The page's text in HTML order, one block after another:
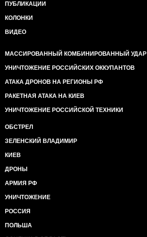
ПУБЛИКАЦИИ
КОЛОНКИ
ВИДЕО
МАССИРОВАННЫЙ КОМБИНИРОВАННЫЙ УДАР
УНИЧТОЖЕНИЕ РОССИЙСКИХ ОККУПАНТОВ
АТАКА ДРОНОВ НА РЕГИОНЫ РФ
РАКЕТНАЯ АТАКА НА КИЕВ
УНИЧТОЖЕНИЕ РОССИЙСКОЙ ТЕХНИКИ
ОБСТРЕЛ
ЗЕЛЕНСКИЙ ВЛАДИМИР
КИЕВ
ДРОНЫ
АРМИЯ РФ
УНИЧТОЖЕНИЕ
РОССИЯ
ПОЛЬША